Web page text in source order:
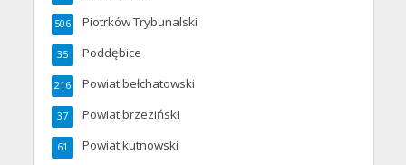
Piotrków Trybunalski
506
Poddębice
35
Powiat bełchatowski
216
Powiat brzeziński
37
Powiat kutnowski
61